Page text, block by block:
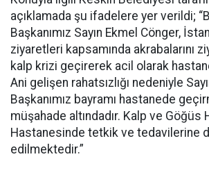
açıklamada şu ifadelere yer verildi;
Başkanımız Sayın Ekmel Cönger,
ziyaretleri kapsamında akrabalarını
kalp krizi geçirerek acil olarak
Ani gelişen rahatsızlığı nedeniyle
Başkanımız bayramı hastanede
müşahade altındadır. Kalp ve Göğüs
Hastanesinde tetkik ve tedavilerine
edilmektedir.”